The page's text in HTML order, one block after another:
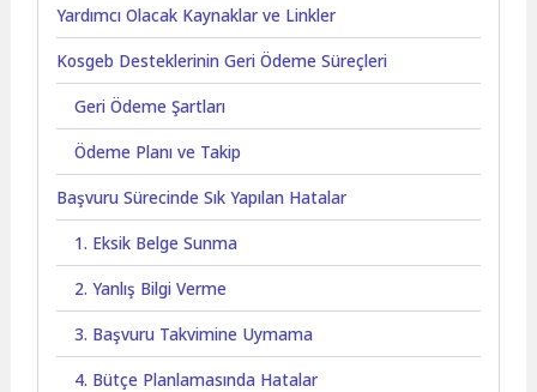
Yardımcı Olacak Kaynaklar ve Linkler
Kosgeb Desteklerinin Geri Ödeme Süreçleri
Geri Ödeme Şartları
Ödeme Planı ve Takip
Başvuru Sürecinde Sık Yapılan Hatalar
1. Eksik Belge Sunma
2. Yanlış Bilgi Verme
3. Başvuru Takvimine Uymama
4. Bütçe Planlamasında Hatalar